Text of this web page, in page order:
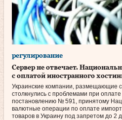
регулирование
Сервер не отвечает.
с оплатой иностранного
Украинские компании, размещающие
столкнулись с проблемами при оплате
постановлению № 591, принятому
валютные опе­ра­ции по оплате
товаров в Украину под запретом до 2